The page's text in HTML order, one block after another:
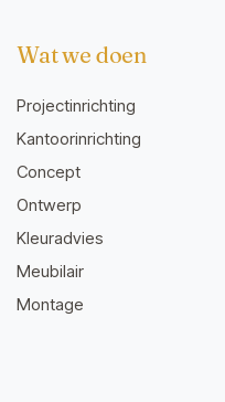
Wat we doen
Projectinrichting
Kantoorinrichting
Concept
Ontwerp
Kleuradvies
Meubilair
Montage